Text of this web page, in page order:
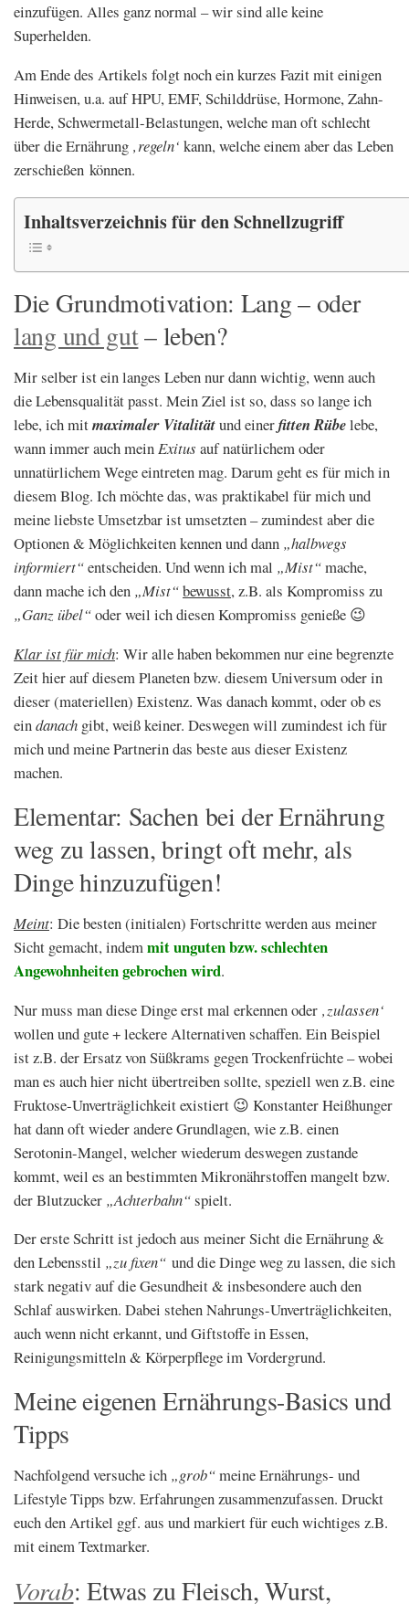
einzufügen. Alles ganz normal – wir sind alle keine
Superhelden.
Am Ende des Artikels folgt noch ein kurzes Fazit mit einigen
Hinweisen, u.a. auf HPU, EMF, Schilddrüse, Hormone, Zahn-
Herde, Schwermetall-Belastungen, welche man oft schlecht
über die Ernährung ‚regeln‘ kann, welche einem aber das Leben
zerschießen können.
Inhaltsverzeichnis für den Schnellzugriff
Die Grundmotivation: Lang – oder
lang und gut– leben?
Mir selber ist ein langes Leben nur dann wichtig, wenn auch
die Lebensqualität passt. Mein Ziel ist so, dass so lange ich
lebe, ich mitmaximaler Vitalitätund einerfitten Rübelebe,
wann immer auch meinExitus auf natürlichem oder
unnatürlichem Wege eintreten mag. Darum geht es für mich in
diesem Blog. Ich möchte das, was praktikabel für mich und
meine liebste Umsetzbar ist umsetzten – zumindest aber die
Optionen & Möglichkeiten kennen und dann „halbwegs
informiert“entscheiden. Und wenn ich mal „Mist“mache,
dann mache ich den „Mist“bewusst, z.B. als Kompromiss zu
„Ganz übel“oder weil ich diesen Kompromiss genieße 😉
Klar ist für mich: Wir alle haben bekommen nur eine begrenzte
Zeit hier auf diesem Planeten bzw. diesem Universum oder in
dieser (materiellen) Existenz. Was danach kommt, oder ob es
eindanach gibt, weiß keiner. Deswegen will zumindest ich für
mich und meine Partnerin das beste aus dieser Existenz
machen.
Elementar: Sachen bei der Ernährung
weg zu lassen, bringt oft mehr, als
Dinge hinzuzufügen!
Meint: Die besten (initialen) Fortschritte werden aus meiner
Sicht gemacht, indemmit unguten bzw. schlechten
Angewohnheiten gebrochen wird.
Nur muss man diese Dinge erst mal erkennen oder ‚zulassen‘
wollen und gute + leckere Alternativen schaffen. Ein Beispiel
ist z.B. der Ersatz von Süßkrams gegen Trockenfrüchte – wobei
man es auch hier nicht übertreiben sollte, speziell wen z.B. eine
Fruktose-Unverträglichkeit existiert 😉 Konstanter Heißhunger
hat dann oft wieder andere Grundlagen, wie z.B. einen
Serotonin-Mangel, welcher wiederum deswegen zustande
kommt, weil es an bestimmten Mikronährstoffen mangelt bzw.
der Blutzucker „Achterbahn“spielt.
Der erste Schritt ist jedoch aus meiner Sicht die Ernährung &
den Lebensstil „zu fixen“ und die Dinge weg zu lassen, die sich
stark negativ auf die Gesundheit & insbesondere auch den
Schlaf auswirken. Dabei stehen Nahrungs-Unverträglichkeiten,
auch wenn nicht erkannt, und Giftstoffe in Essen,
Reinigungsmitteln & Körperpflege im Vordergrund.
Meine eigenen Ernährungs-Basics und
Tipps
Nachfolgend versuche ich „grob“meine Ernährungs- und
Lifestyle Tipps bzw. Erfahrungen zusammenzufassen. Druckt
euch den Artikel ggf. aus und markiert für euch wichtiges z.B.
mit einem Textmarker.
Vorab: Etwas zu Fleisch, Wurst,